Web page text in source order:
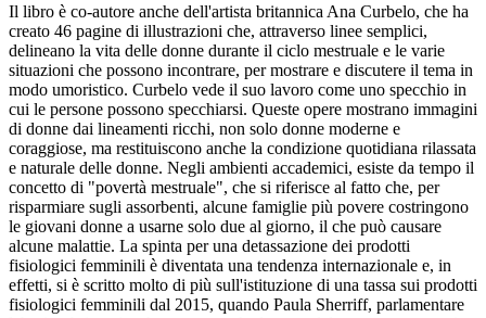
Il libro è co-autore anche dell'artista britannica Ana Curbelo, che ha
creato 46 pagine di illustrazioni che, attraverso linee semplici,
delineano la vita delle donne durante il ciclo mestruale e le varie
situazioni che possono incontrare, per mostrare e discutere il tema in
modo umoristico. Curbelo vede il suo lavoro come uno specchio in
cui le persone possono specchiarsi. Queste opere mostrano immagini
di donne dai lineamenti ricchi, non solo donne moderne e
coraggiose, ma restituiscono anche la condizione quotidiana rilassata
e naturale delle donne. Negli ambienti accademici, esiste da tempo il
concetto di "povertà mestruale", che si riferisce al fatto che, per
risparmiare sugli assorbenti, alcune famiglie più povere costringono
le giovani donne a usarne solo due al giorno, il che può causare
alcune malattie. La spinta per una detassazione dei prodotti
fisiologici femminili è diventata una tendenza internazionale e, in
effetti, si è scritto molto di più sull'istituzione di una tassa sui prodotti
fisiologici femminili dal 2015, quando Paula Sherriff, parlamentare